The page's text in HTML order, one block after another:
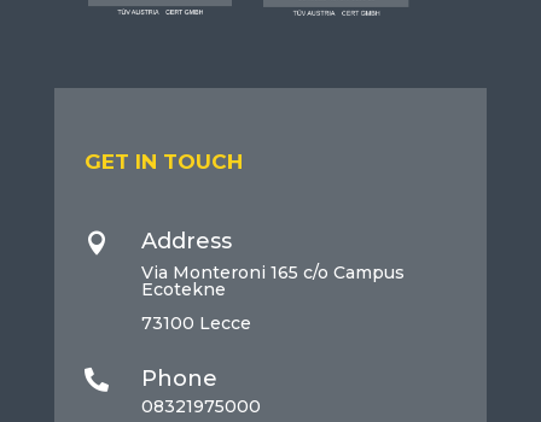
GET IN TOUCH
 Address
Via Monteroni 165 c/o Campus
Ecotekne
73100 Lecce
 Phone
08321975000